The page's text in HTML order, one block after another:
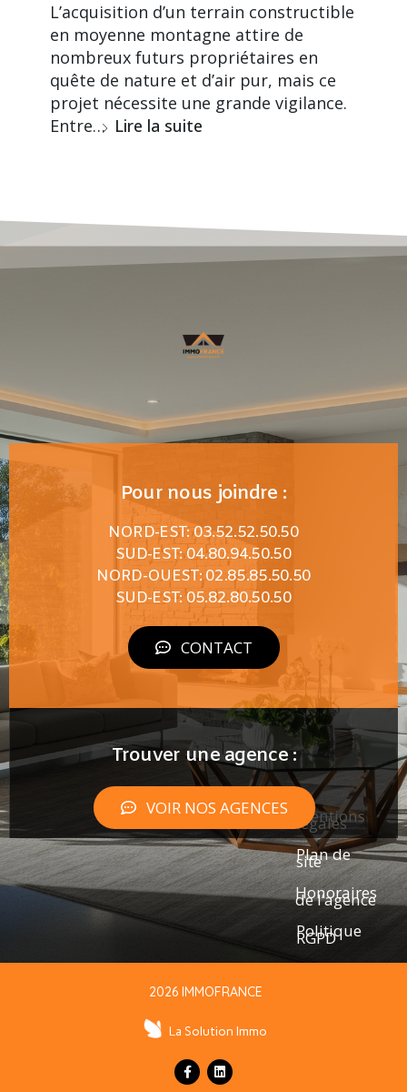
L’acquisition d’un terrain constructible
en moyenne montagne attire de
nombreux futurs propriétaires en
quête de nature et d’air pur, mais ce
projet nécessite une grande vigilance.
Entre… Lire la suite
Pour nous joindre :
NORD-EST: 03.52.52.50.50
SUD-EST: 04.80.94.50.50
NORD-OUEST: 02.85.85.50.50
SUD-EST: 05.82.80.50.50
CONTACT
Trouver une agence :
VOIR NOS AGENCES Mentions
légales
Plan de
site
Honoraires
de l’agence
Politique
RGPD
2026 IMMOFRANCE
La Solution Immo